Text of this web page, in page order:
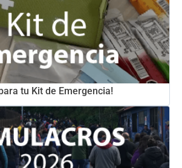
tu Kit de Emergencia!